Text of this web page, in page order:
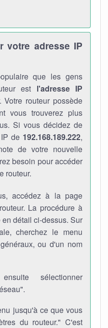
votre adresse IP
que les gens
est l'adresse IP
routeur possède
vous trouverez plus
Si vous décidez de
de 192.168.189.222,
de votre nouvelle
besoin pour accéder
routeur.
accédez à la page
La procédure à
détail ci-dessus. Sur
cherchez le menu
ou d'un nom
sélectionner
jusqu'à ce que vous
du routeur." C'est